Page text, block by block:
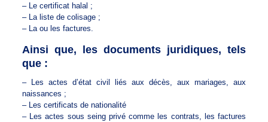
– Le certificat halal ;
– La liste de colisage ;
– La ou les factures.
Ainsi que, les documents juridiques, tels
que :
– Les actes d’état civil liés aux décès, aux mariages, aux
naissances ;
– Les certificats de nationalité
– Les actes sous seing privé comme les contrats, les factures